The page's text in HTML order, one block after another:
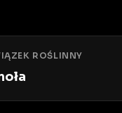
ROŚLINNY